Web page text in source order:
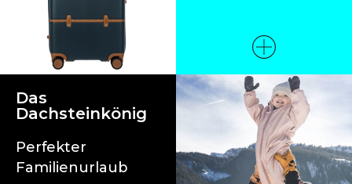
Das
Dachsteinkönig
Perfekter
Familienurlaub